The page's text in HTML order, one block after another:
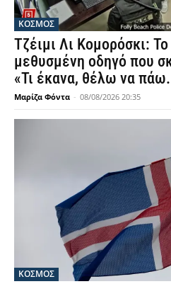
ΚΟΣΜΟΣ
Τζέιμι Λι Κομορόσκι:
μεθυσμένη οδηγό που
«Τι έκανα, θέλω να
Μαρίζα Φόντα - 08/08/2026 20:35
ΚΟΣΜΟΣ